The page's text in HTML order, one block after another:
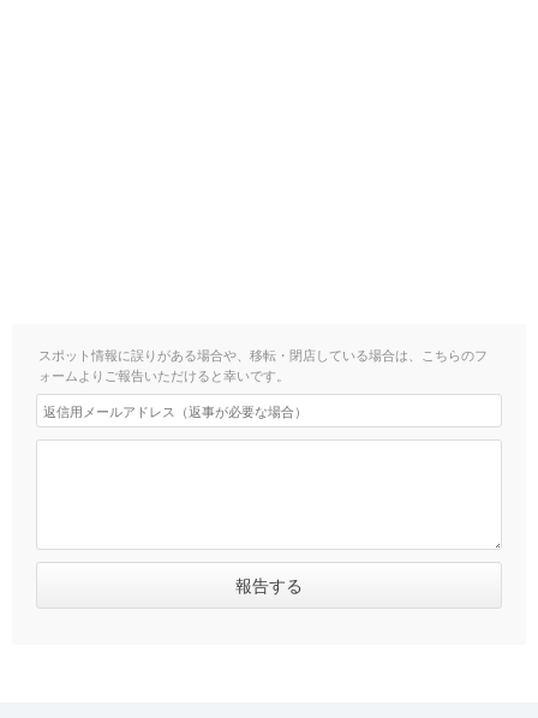
スポット情報に誤りがある場合や、移転・閉店している場合は、こちらのフ
ォームよりご報告いただけると幸いです。